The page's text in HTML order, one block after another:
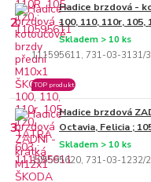
2.
Hadice brzdová -
100, 110, 110r, 105,
111595611, 731-03-3131/
Skladem > 10 ks
TOP produkt
3.
Hadice brzdová
Octavia, Felicia ;
105595620, 731-03-1232/
Skladem > 10 ks